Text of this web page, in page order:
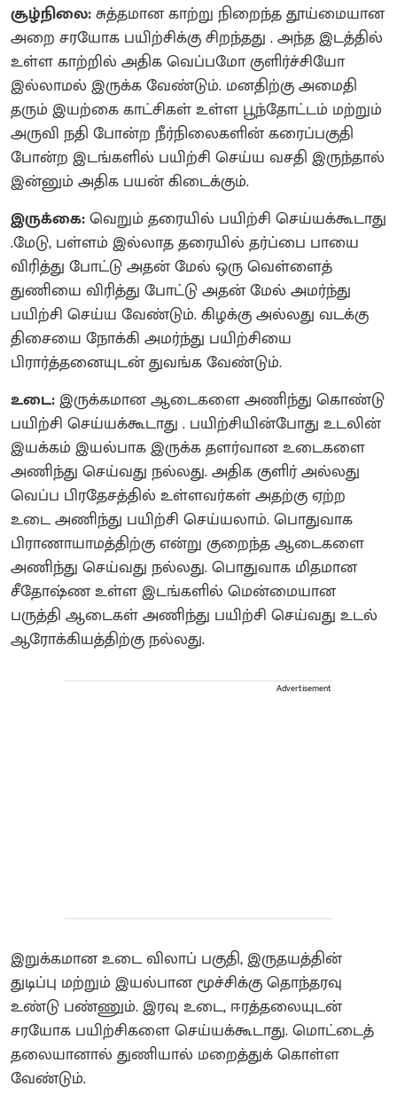
சூழ்நிலை:சுத்தமான காற்று நிறைந்த தூய்மையான
அறை சரயோக பயிற்சிக்கு சிறந்தது . அந்த இடத்தில்
உள்ள காற்றில் அதிக வெப்பமோ குளிர்ச்சியோ
இல்லாமல் இருக்க வேண்டும். மனதிற்கு அமைதி
தரும் இயற்கை காட்சிகள் உள்ள பூந்தோட்டம் மற்றும்
அருவி நதி போன்ற நீர்நிலைகளின் கரைப்பகுதி
போன்ற இடங்களில் பயிற்சி செய்ய வசதி இருந்தால்
இன்னும் அதிக பயன் கிடைக்கும்.
இருக்கை:வெறும் தரையில் பயிற்சி செய்யக்கூடாது
.மேடு, பள்ளம் இல்லாத தரையில் தர்ப்பை பாயை
விரித்து போட்டு அதன் மேல் ஒரு வெள்ளைத்
துணியை விரித்து போட்டு அதன் மேல் அமர்ந்து
பயிற்சி செய்ய வேண்டும். கிழக்கு அல்லது வடக்கு
திசையை நோக்கி அமர்ந்து பயிற்சியை
பிரார்த்தனையுடன் துவங்க வேண்டும்.
உடை:இருக்கமான ஆடைகளை அணிந்து கொண்டு
பயிற்சி செய்யக்கூடாது . பயிற்சியின்போது உடலின்
இயக்கம் இயல்பாக இருக்க தளர்வான உடைகளை
அணிந்து செய்வது நல்லது. அதிக குளிர் அல்லது
வெப்ப பிரதேசத்தில் உள்ளவர்கள் அதற்கு ஏற்ற
உடை அணிந்து பயிற்சி செய்யலாம். பொதுவாக
பிராணாயாமத்திற்கு என்று குறைந்த ஆடைகளை
அணிந்து செய்வது நல்லது. பொதுவாக மிதமான
சீதோஷ்ண உள்ள இடங்களில் மென்மையான
பருத்தி ஆடைகள் அணிந்து பயிற்சி செய்வது உடல்
ஆரோக்கியத்திற்கு நல்லது.
Advertisement
இறுக்கமான உடை விலாப் பகுதி, இருதயத்தின்
துடிப்பு மற்றும் இயல்பான மூச்சிக்கு தொந்தரவு
உண்டு பண்ணும். இரவு உடை, ஈரத்தலையுடன்
சரயோக பயிற்சிகளை செய்யக்கூடாது. மொட்டைத்
தலையானால் துணியால் மறைத்துக் கொள்ள
வேண்டும்.